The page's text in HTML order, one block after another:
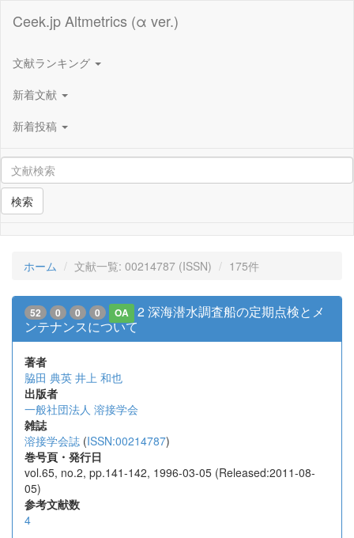
Ceek.jp Altmetrics (α ver.)
文献ランキング
新着文献
新着投稿
検索
ホーム 文献一覧: 00214787 (ISSN) 175件
52 0 0 0 OA
2 深海潜水調査船の定期点検とメ
ンテナンスについて
著者
脇田 典英 井上 和也
出版者
一般社団法人 溶接学会
雑誌
溶接学会誌 (ISSN:00214787)
巻号頁・発行日
vol.65, no.2, pp.141-142, 1996-03-05 (Released:2011-08-
05)
参考文献数
4